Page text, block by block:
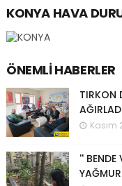
KONYA HAVA
ÖNEMLI HABERLER
TIRKON
Kasım
'' BENDE